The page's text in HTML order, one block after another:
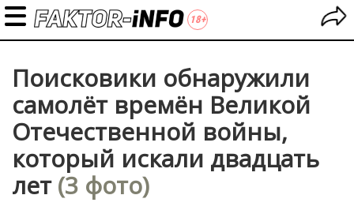
Поисковики обнаружили
самолёт времён Великой
Отечественной войны,
который искали двадцать
лет(3 фото)